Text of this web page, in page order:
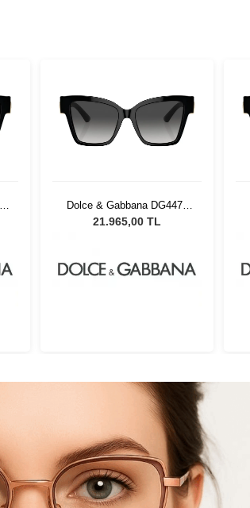
Dolce & Gabbana DG4470
501/8G 54 Kadın Güneş
21.965,00 TL